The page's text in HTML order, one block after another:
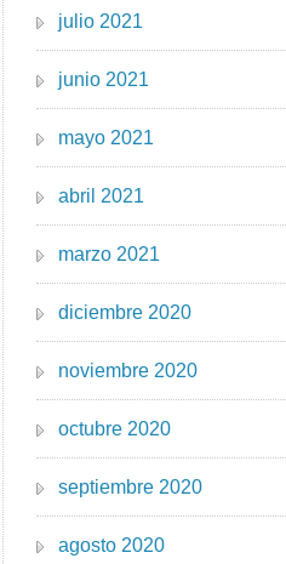
julio 2021
junio 2021
mayo 2021
abril 2021
marzo 2021
diciembre 2020
noviembre 2020
octubre 2020
septiembre 2020
agosto 2020